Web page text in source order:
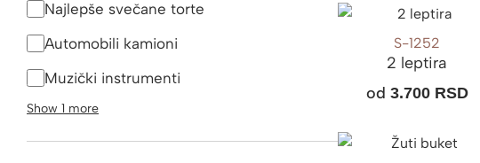
S-1252
2 leptira
od 3.700 RSD
Najlepše svečane torte
Automobili kamioni
Muzički instrumenti
Show 1 more